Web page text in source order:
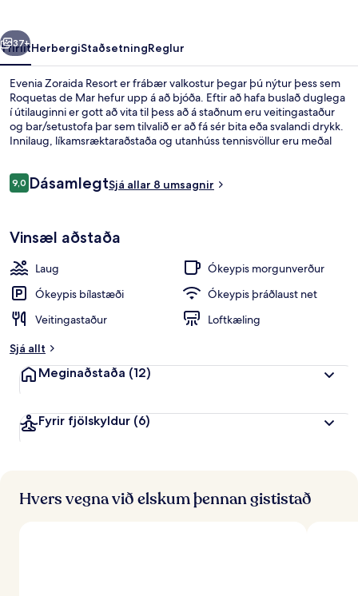
Næsta
37+
YfirlitHerbergiStaðsetningReglur
Evenia Zoraida Resort er frábær valkostur þegar þú nýtur þess sem
Roquetas de Mar hefur upp á að bjóða. Eftir að hafa buslað duglega
í útilauginni er gott að vita til þess að á staðnum eru veitingastaður
og bar/setustofa þar sem tilvalið er að fá sér bita eða svalandi drykk.
Innilaug, líkamsræktaraðstaða og utanhúss tennisvöllur eru meðal
Umsagnir
9,09,0 af 10
DásamlegtSjá allar 8 umsagnir
Vinsæl aðstaða
Laug
Ókeypis morgunverður
Ókeypis bílastæði
Ókeypis þráðlaust net
Veitingastaður
Loftkæling
Sjá allt
Meginaðstaða (12)
Fyrir fjölskyldur (6)
Hvers vegna við elskum þennan gististað